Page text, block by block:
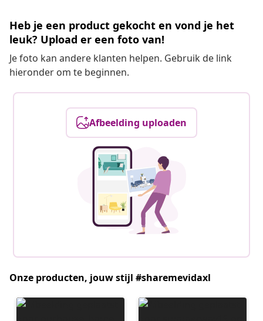
Heb je een product gekocht en vond je het
leuk? Upload er een foto van!
Je foto kan andere klanten helpen. Gebruik de link
hieronder om te beginnen.
Afbeelding uploaden
Onze producten, jouw stijl #sharemevidaxl